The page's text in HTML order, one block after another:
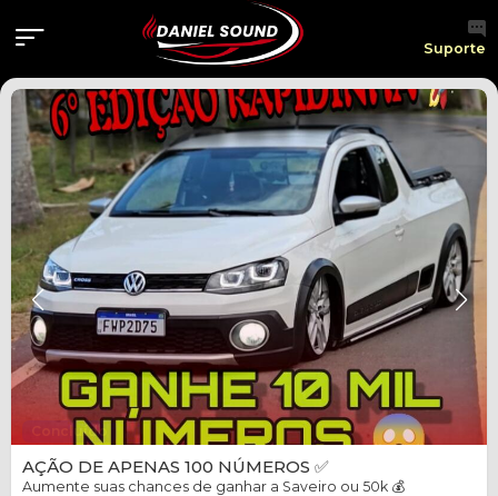
Suporte
AÇÃO DE APENAS 100 NÚMEROS ✅
Aumente suas chances de ganhar a Saveiro ou 50k 💰
Concluído